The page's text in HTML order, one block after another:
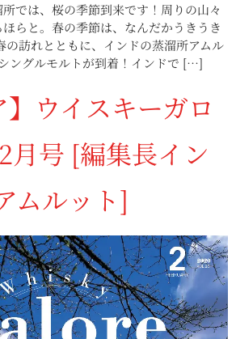
では、桜の季節到来です！周りの山々
らと。春の季節は、なんだかうきうき
の訪れとともに、インドの蒸溜所アムル
ングルモルトが到着！インドで […]
】ウイスキーガロ
月号 [編集長イン
ムルット]